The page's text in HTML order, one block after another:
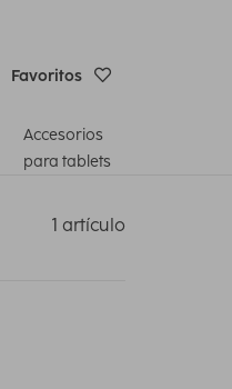
Favoritos
Accesorios
para tablets
1 artículo